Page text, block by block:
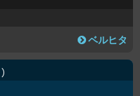
ベルヒタ